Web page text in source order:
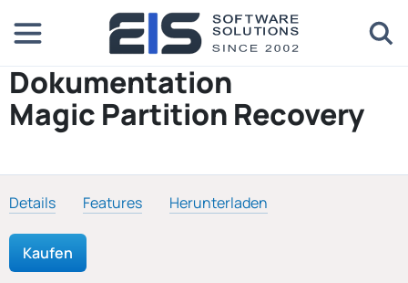
Dokumentation
Magic Partition Recovery
Details Features Herunterladen
Kaufen